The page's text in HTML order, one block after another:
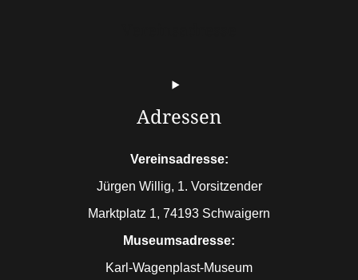
Adressen
Vereinsadresse:
Jürgen Willig, 1. Vorsitzender
Marktplatz 1, 74193 Schwaigern
Museumsadresse:
Karl-Wagenplast-Museum